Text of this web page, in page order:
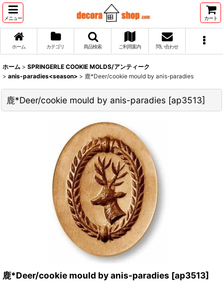
メニュー カート
ホーム カテゴリ 商品検索 ご利用案内 問い合わせ
ホーム > SPRINGERLE COOKIE MOLDS/アンティーク
> anis-paradies<season> > 鹿*Deer/cookie mould by anis-paradies
鹿*Deer/cookie mould by anis-paradies [ap3513]
鹿*Deer/cookie mould by anis-paradies [ap3513]